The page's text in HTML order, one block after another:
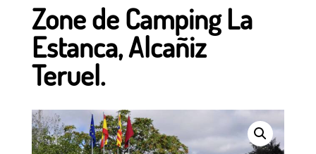
Zone de Camping La
Estanca, Alcañiz
Teruel.